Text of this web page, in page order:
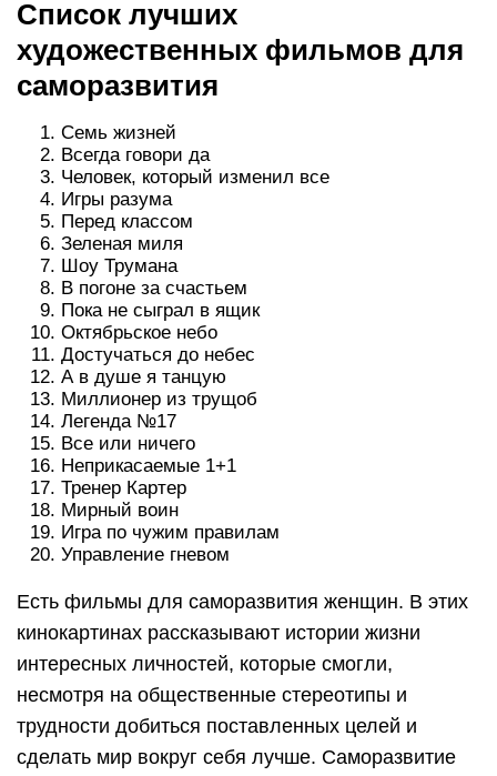
Список лучших
художественных фильмов для
саморазвития
Семь жизней
Всегда говори да
Человек, который изменил все
Игры разума
Перед классом
Зеленая миля
Шоу Трумана
В погоне за счастьем
Пока не сыграл в ящик
Октябрьское небо
Достучаться до небес
А в душе я танцую
Миллионер из трущоб
Легенда №17
Все или ничего
Неприкасаемые 1+1
Тренер Картер
Мирный воин
Игра по чужим правилам
Управление гневом
Есть фильмы для саморазвития женщин. В этих
кинокартинах рассказывают истории жизни
интересных личностей, которые смогли,
несмотря на общественные стереотипы и
трудности добиться поставленных целей и
сделать мир вокруг себя лучше. Саморазвитие